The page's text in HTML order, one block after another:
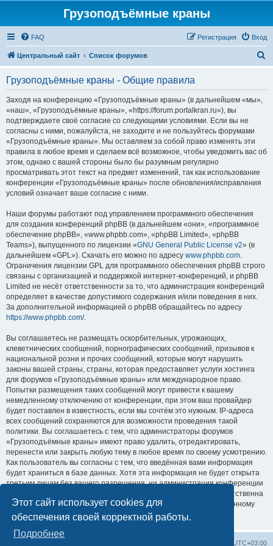
Этот сайт использует cookies для
обеспечения своей корректной работы.
Подробнее
Грузоподъёмные краны
FAQ Вход
Регистрация
Центральный сайт Список форумов
Грузоподъёмные краны - Общие правила
Заходя на конференцию «Грузоподъёмные краны» (в дальнейшем «мы»,
«наш», «Грузоподъёмные краны», «https://forum.portalkran.ru»), вы
подтверждаете своё согласие со следующими условиями. Если вы не
согласны с ними, пожалуйста, не заходите и не пользуйтесь форумами
«Грузоподъёмные краны». Мы оставляем за собой право изменять эти
правила в любое время и сделаем всё возможное, чтобы уведомить вас об
этом, однако с вашей стороны было бы разумным регулярно
просматривать этот текст на предмет изменений, так как использование
конференции «Грузоподъёмные краны» после обновления/исправления
условий означает ваше согласие с ними.
Наши форумы работают под управлением программного обеспечения
для создания конференций phpBB (в дальнейшем «они», «программное
обеспечение phpBB», «www.phpbb.com», «phpBB Limited», «phpBB
Teams»), выпущенного по лицензии «GNU General Public License v2» (в
дальнейшем «GPL»). Скачать его можно по адресу www.phpbb.com.
Ограничения лицензии GPL для программного обеспечения phpBB строго
связаны с организацией и поддержкой интернет-конференций, и phpBB
Limited не несёт ответственности за то, что администрация конференций
определяет в качестве допустимого содержания и/или поведения в них.
За дополнительной информацией о phpBB обращайтесь по адресу
https://www.phpbb.com/.
Вы соглашаетесь не размещать оскорбительных, угрожающих,
клеветнических сообщений, порнографических сообщений, призывов к
национальной розни и прочих сообщений, которые могут нарушить
законы вашей страны, страны, которая предоставляет услуги хостинга
для форумов «Грузоподъёмные краны» или международное право.
Попытки размещения таких сообщений могут привести к вашему
немедленному отключению от конференции, при этом ваш провайдер
будет поставлен в известность, если мы сочтём это нужным. IP-адреса
всех сообщений сохраняются для возможности проведения такой
политики. Вы соглашаетесь с тем, что администраторы форумов
«Грузоподъёмные краны» имеют право удалить, отредактировать,
перенести или закрыть любую тему в любое время по своему усмотрению.
Как пользователь вы согласны с тем, что введённая вами информация
будет храниться в базе данных. Хотя эта информация не будет открыта
третьим лицам без вашего разрешения, ни администрация конференции
«Грузоподъёмные краны», ни phpBB Limited не может быть ответственна
за действия хакеров, которые могут привести к несанкционированному
доступу к ней.
UTC+03:00